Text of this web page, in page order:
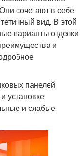
сочетают в себе
вид. В этой
варианты отделки
и
панелей
установке
и слабые